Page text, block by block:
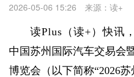
2026-05-06 15:26 来源： 读+
读Plus（读+）快讯，
中国苏州国际汽车交易会
博览会（以下简称“2026